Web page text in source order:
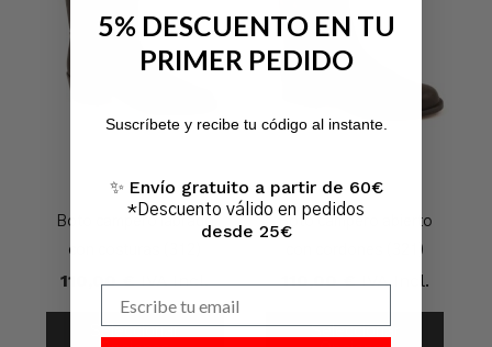
Boto campero labrado
con costuras (312)
110,00€ IVA Incl.
Seleccionar
Boto campero abierto
con cordones (321)
110,00€ IVA Incl.
Seleccionar
5% DESCUENTO EN TU
PRIMER PEDIDO
Suscríbete y recibe tu código al instante.
✨ Envío gratuito a partir de 60€
*Descuento válido en pedidos
desde 25€